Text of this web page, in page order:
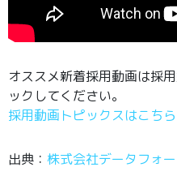
オススメ新着採用動画は採
ックしてください。
採用動画トピックスはこち
出典： 株式会社データフォ